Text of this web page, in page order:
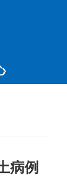
病例